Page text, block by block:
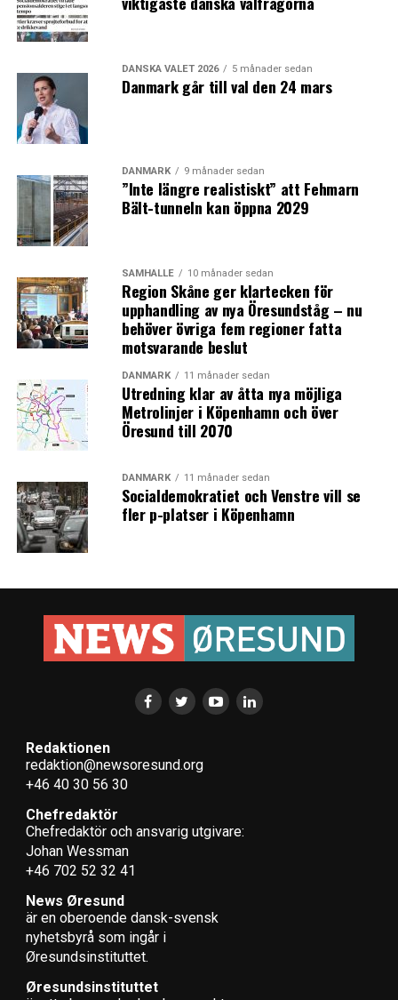
DANSKA VALET 2026 5 månader sedan
Danmark går till val den 24 mars
DANMARK 9 månader sedan
”Inte längre realistiskt” att Fehmarn
Bält-tunneln kan öppna 2029
SAMHÄLLE 10 månader sedan
Region Skåne ger klartecken för
upphandling av nya Öresundståg – nu
behöver övriga fem regioner fatta
motsvarande beslut
DANMARK 11 månader sedan
Utredning klar av åtta nya möjliga
Metrolinjer i Köpenhamn och över
Öresund till 2070
DANMARK 11 månader sedan
Socialdemokratiet och Venstre vill se
fler p-platser i Köpenhamn
Redaktionen
redaktion@newsoresund.org
+46 40 30 56 30
Chefredaktör
Chefredaktör och ansvarig utgivare:
Johan Wessman
+46 702 52 32 41
News Øresund
är en oberoende dansk-svensk
nyhets­byrå som ingår i
Øresundsinstituttet.
Øresundsinstituttet